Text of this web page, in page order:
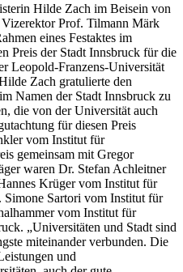
Hilde Zach im Beisein von
Prof. Tilmann Märk
eines Festaktes im
Preis der Stadt Innsbruck für die
Leopold-Franzens-Universität
Zach gratulierte den
Namen der Stadt Innsbruck zu
die von der Universität auch
für diesen Preis
vom Institut für
gemeinsam mit Gregor
waren Dr. Stefan Achleitner
Krüger vom Institut für
Sartori vom Institut für
vom Institut für
„Universitäten und Stadt sind
miteinander verbunden. Die
und